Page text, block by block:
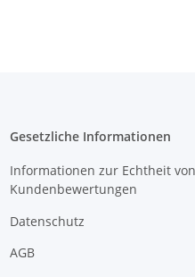
Gesetzliche Informationen
Informationen zur Echtheit von
Kundenbewertungen
Datenschutz
AGB